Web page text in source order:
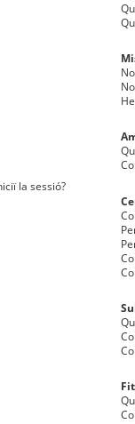
la sessió?